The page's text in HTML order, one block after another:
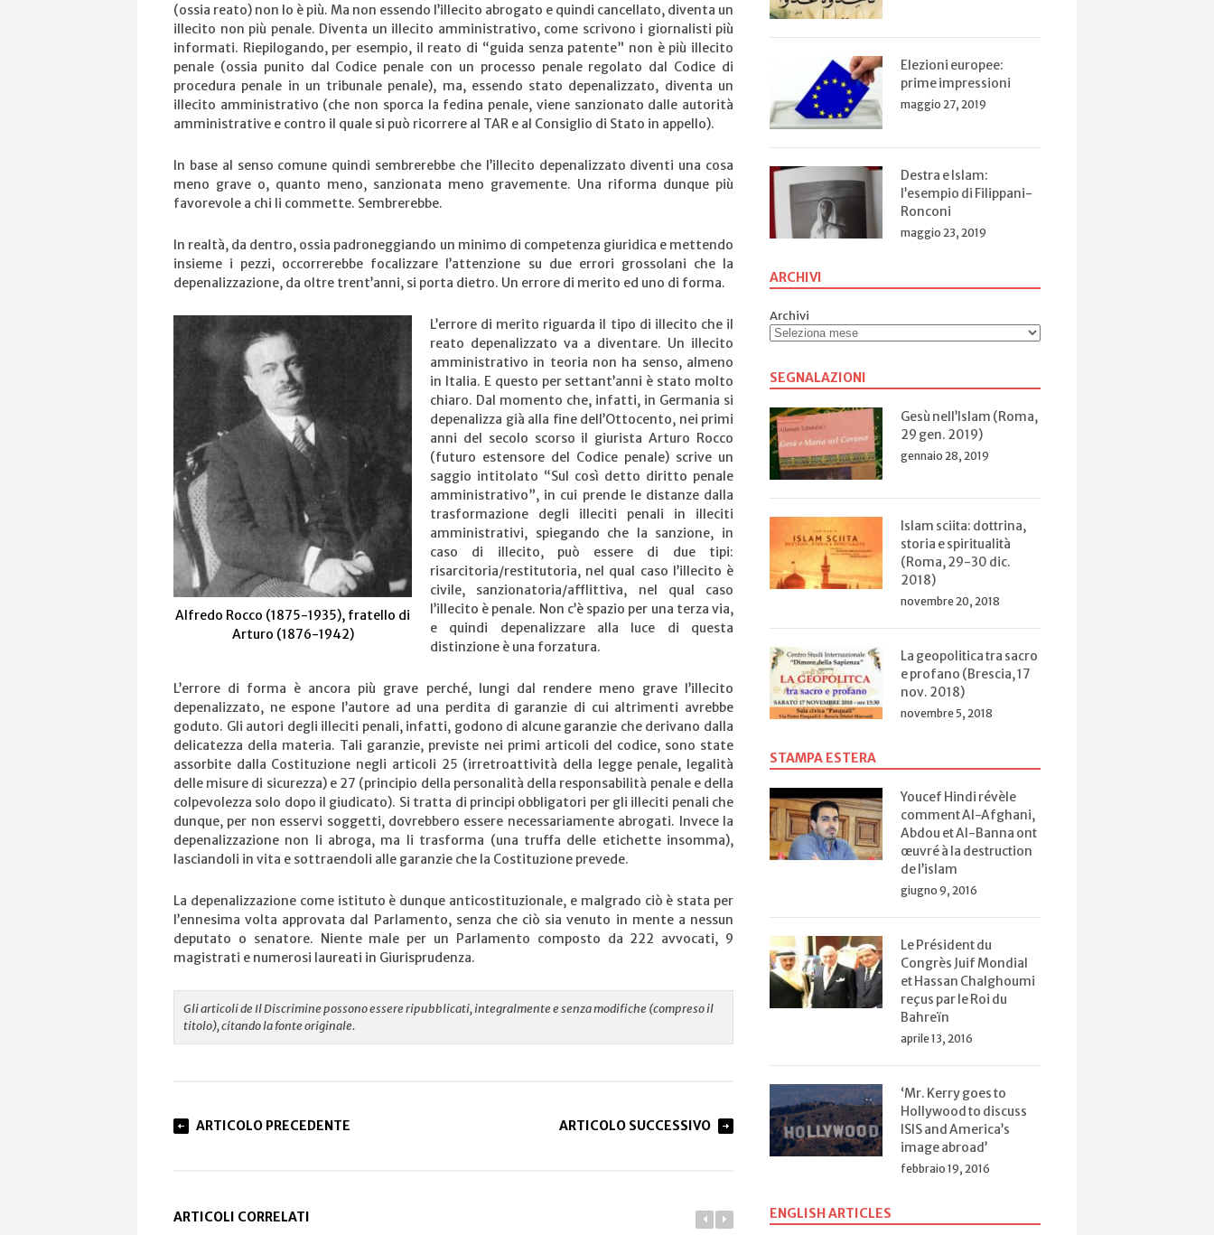
(ossia reato) non lo è più. Ma non essendo l’illecito abrogato e quindi cancellato, diventa un
illecito non più penale. Diventa un illecito amministrativo, come scrivono i giornalisti più
informati. Riepilogando, per esempio, il reato di “guida senza patente” non è più illecito
penale (ossia punito dal Codice penale con un processo penale regolato dal Codice di
procedura penale in un tribunale penale), ma, essendo stato depenalizzato, diventa un
illecito amministrativo (che non sporca la fedina penale, viene sanzionato dalle autorità
amministrative e contro il quale si può ricorrere al TAR e al Consiglio di Stato in appello).
In base al senso comune quindi sembrerebbe che l’illecito depenalizzato diventi una cosa
meno grave o, quanto meno, sanzionata meno gravemente. Una riforma dunque più
favorevole a chi li commette. Sembrerebbe.
In realtà, da dentro, ossia padroneggiando un minimo di competenza giuridica e mettendo
insieme i pezzi, occorrerebbe focalizzare l’attenzione su due errori grossolani che la
depenalizzazione, da oltre trent’anni, si porta dietro. Un errore di merito ed uno di forma.
Alfredo Rocco (1875-1935), fratello di
Arturo (1876-1942)
L’errore di merito riguarda il tipo di illecito che il
reato depenalizzato va a diventare. Un illecito
amministrativo in teoria non ha senso, almeno
in Italia. E questo per settant’anni è stato molto
chiaro. Dal momento che, infatti, in Germania si
depenalizza già alla fine dell’Ottocento, nei primi
anni del secolo scorso il giurista Arturo Rocco
(futuro estensore del Codice penale) scrive un
saggio intitolato “Sul così detto diritto penale
amministrativo”, in cui prende le distanze dalla
trasformazione degli illeciti penali in illeciti
amministrativi, spiegando che la sanzione, in
caso di illecito, può essere di due tipi:
risarcitoria/restitutoria, nel qual caso l’illecito è
civile, sanzionatoria/afflittiva, nel qual caso
l’illecito è penale. Non c’è spazio per una terza via,
e quindi depenalizzare alla luce di questa
distinzione è una forzatura.
L’errore di forma è ancora più grave perché, lungi dal rendere meno grave l’illecito
depenalizzato, ne espone l’autore ad una perdita di garanzie di cui altrimenti avrebbe
goduto. Gli autori degli illeciti penali, infatti, godono di alcune garanzie che derivano dalla
delicatezza della materia. Tali garanzie, previste nei primi articoli del codice, sono state
assorbite dalla Costituzione negli articoli 25 (irretroattività della legge penale, legalità
delle misure di sicurezza) e 27 (principio della personalità della responsabilità penale e della
colpevolezza solo dopo il giudicato). Si tratta di principi obbligatori per gli illeciti penali che
dunque, per non esservi soggetti, dovrebbero essere necessariamente abrogati. Invece la
depenalizzazione non li abroga, ma li trasforma (una truffa delle etichette insomma),
lasciandoli in vita e sottraendoli alle garanzie che la Costituzione prevede.
La depenalizzazione come istituto è dunque anticostituzionale, e malgrado ciò è stata per
l’ennesima volta approvata dal Parlamento, senza che ciò sia venuto in mente a nessun
deputato o senatore. Niente male per un Parlamento composto da 222 avvocati, 9
magistrati e numerosi laureati in Giurisprudenza.
Gli articoli de Il Discrimine possono essere ripubblicati, integralmente e senza modifiche (compreso il
titolo), citando la fonte originale.
ARTICOLO PRECEDENTE ARTICOLO SUCCESSIVO
ARTICOLI CORRELATI
Elezioni europee:
prime impressioni
maggio 27, 2019
Destra e Islam:
l’esempio di Filippani-
Ronconi
maggio 23, 2019
ARCHIVI
Archivi
SEGNALAZIONI
Gesù nell’Islam (Roma,
29 gen. 2019)
gennaio 28, 2019
Islam sciita: dottrina,
storia e spiritualità
(Roma, 29-30 dic.
2018)
novembre 20, 2018
La geopolitica tra sacro
e profano (Brescia, 17
nov. 2018)
novembre 5, 2018
STAMPA ESTERA
Youcef Hindi révèle
comment Al-Afghani,
Abdou et Al-Banna ont
œuvré à la destruction
de l’islam
giugno 9, 2016
Le Président du
Congrès Juif Mondial
et Hassan Chalghoumi
reçus par le Roi du
Bahreïn
aprile 13, 2016
‘Mr. Kerry goes to
Hollywood to discuss
ISIS and America’s
image abroad’
febbraio 19, 2016
ENGLISH ARTICLES